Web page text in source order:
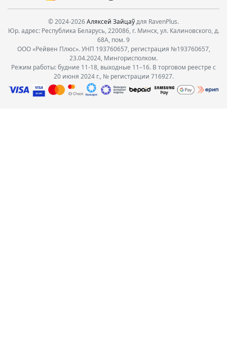
© 2024-2026Аляксей Зайцаўдля RavenPlus.
Юр. адрес: Республика Беларусь, 220086, г. Минск, ул. Калиновского, д.
68А, пом. 9
ООО «Рейвен Плюс». УНП 193760657, регистрация №193760657,
23.04.2024, Мингорисполком.
Режим работы: будние 11-18, выходные 11–16. В торговом реестре с
20 июня 2024 г., № регистрации 716927.